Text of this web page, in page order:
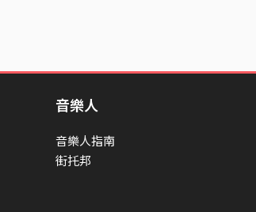
音樂人
音樂人指南
街托邦